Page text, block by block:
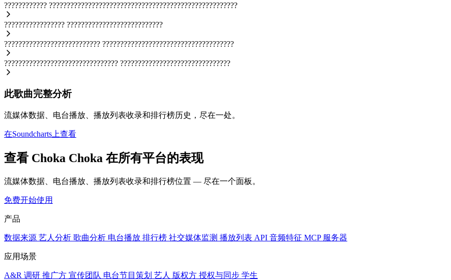
???????????? ?????????????????????????????????????????????????????
????????????????? ???????????????????????????
??????????????????????????? ?????????????????????????????????????
???????????????????????????????? ???????????????????????????????
此歌曲完整分析
流媒体数据、电台播放、播放列表收录和排行榜历史，尽在一处。
在Soundcharts上查看
查看 Choka Choka 在所有平台的表现
流媒体数据、电台播放、播放列表收录和排行榜位置 — 尽在一个面板。
免费开始使用
产品
数据来源 艺人分析 歌曲分析 电台播放 排行榜 社交媒体监测 播放列表 API 音频特征 MCP 服务器
应用场景
A&R 调研 推广方 宣传团队 电台节目策划 艺人 版权方 授权与同步 学生